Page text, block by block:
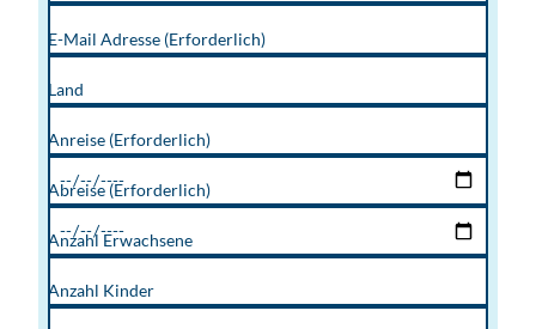
E-Mail Adresse (Erforderlich)
Land
Anreise (Erforderlich)
Abreise (Erforderlich)
Anzahl Erwachsene
Anzahl Kinder